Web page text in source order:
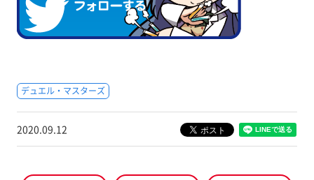
デュエル・マスターズ
2020.09.12